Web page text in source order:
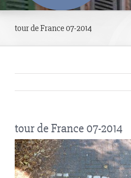
tour de France 07-2014
tour de France 07-2014